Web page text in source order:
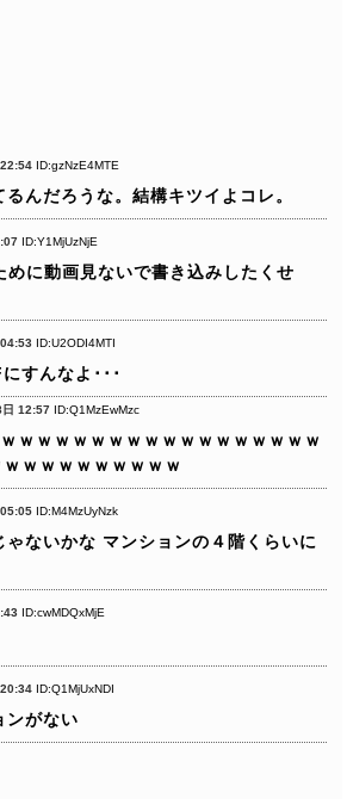
ID:gzNzE4MTE
んだろうな。結構キツイよコレ。
ID:Y1MjUzNjE
めに動画見ないで書き込みしたくせ
ID:U2ODI4MTI
すんなよ･･･
12:57 ID:Q1MzEwMzc
ｗｗｗｗｗｗｗｗｗｗｗｗｗｗｗｗｗ
ｗｗｗｗｗｗｗｗｗ
ID:M4MzUyNzk
ゃないかな マンションの４階くらいに
ID:cwMDQxMjE
ID:Q1MjUxNDI
ンがない